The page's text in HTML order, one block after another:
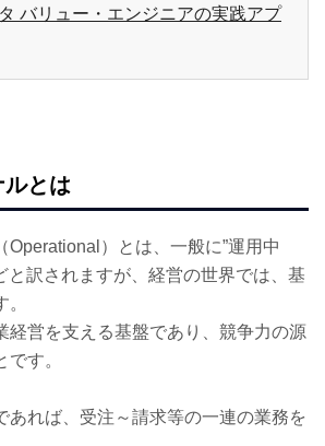
バリュー・エンジニアの実践アプ
とは
Operational）とは、一般に”運用中
と訳されますが、経営の世界では、基
経営を支える基盤であり、競争力の源
す。
あれば、受注～請求等の一連の業務を